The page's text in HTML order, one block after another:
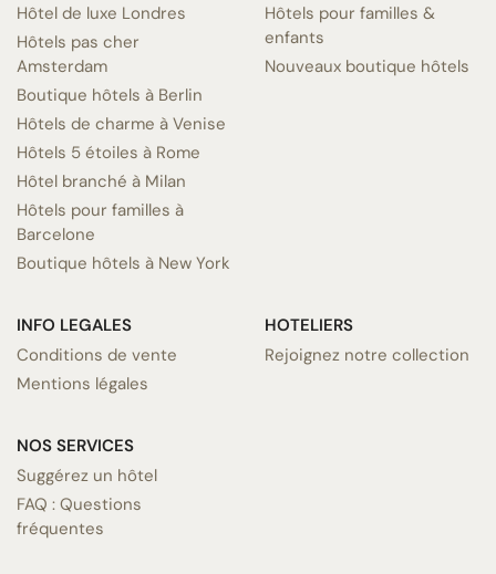
Hôtel de luxe Londres
Hôtels pas cher
Amsterdam
Boutique hôtels à Berlin
Hôtels de charme à Venise
Hôtels 5 étoiles à Rome
Hôtel branché à Milan
Hôtels pour familles à
Barcelone
Boutique hôtels à New York
Hôtels pour familles &
enfants
Nouveaux boutique hôtels
INFO LEGALES
Conditions de vente
Mentions légales
NOS SERVICES
Suggérez un hôtel
FAQ : Questions
fréquentes
HOTELIERS
Rejoignez notre collection